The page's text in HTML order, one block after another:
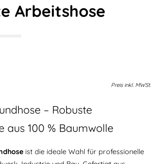
Arbeitshose
Preis inkl. MWSt.
– Robuste
aus 100 % Baumwolle
ist die ideale Wahl für professionelle